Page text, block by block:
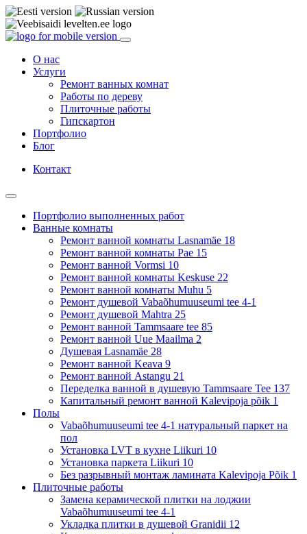
О нас
Услуги
Ремонт ванных комнат
Работы по дереву
Плиточные работы
Гипскартон
Портфолио
Блог
Контакт
Портфолио выполненных работ
Ванные комнаты
Ремонт ванной комнаты Lasnamäe 18
Ремонт ванной комнаты Pae 15
Ремонт ванной Vormsi 10
Ремонт ванной комнаты Keskuse 22
Ремонт ванной комнаты Muhu 5
Ремонт душевой Vabaõhumuuseumi tee 4-1
Ремонт душевой Mahtra 25
Ремонт ванной Tammsaare tee 85
Ремонт ванной Uue Maailma 2
Душевая Lasnamäe 28
Ремонт ванной Keava 9
Ремонт ванной Astangu 21
Переделка ванной в душевую Tammsaare Tee 137
Капитальный ремонт ванной Kalevipoja põik 1
Полы
Vabaõhumuuseumi tee 4-1 натуральный паркет на
пол
Установка LVT в кухне Liikuri 10
Установка паркета Liikuri 10
Без разрывный монтаж ламината Kalevipoja Põik 1
Плиточные работы
Замена керамической плитки на лоджии
Vabaõhumuuseumi tee 4-1
Укладка плитки в душевой Granidii 12